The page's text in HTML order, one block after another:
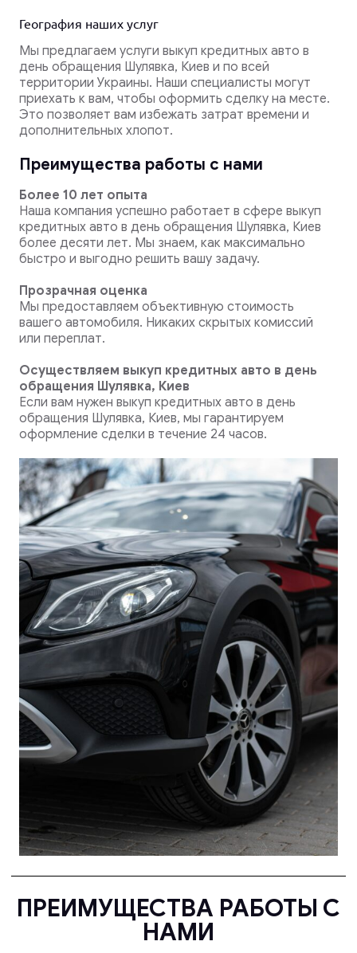
География наших услуг
Мы предлагаем услуги выкуп кредитных авто в
день обращения Шулявка, Киев и по всей
территории Украины. Наши специалисты могут
приехать к вам, чтобы оформить сделку на месте.
Это позволяет вам избежать затрат времени и
дополнительных хлопот.
Преимущества работы с нами
Более 10 лет опыта
Наша компания успешно работает в сфере выкуп
кредитных авто в день обращения Шулявка, Киев
более десяти лет. Мы знаем, как максимально
быстро и выгодно решить вашу задачу.
Прозрачная оценка
Мы предоставляем объективную стоимость
вашего автомобиля. Никаких скрытых комиссий
или переплат.
Осуществляем выкуп кредитных авто в день
обращения Шулявка, Киев
Если вам нужен выкуп кредитных авто в день
обращения Шулявка, Киев, мы гарантируем
оформление сделки в течение 24 часов.
ПРЕИМУЩЕСТВА РАБОТЫ С
НАМИ